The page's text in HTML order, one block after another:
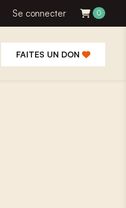
Se connecter 0
FAITES UN DON